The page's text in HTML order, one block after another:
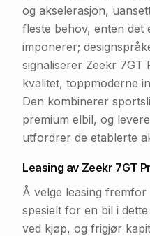
og akselerasjon,
fleste behov, enten det
imponerer;
signaliserer Zeekr 7GT
kvalitet, toppmoderne
Den kombinerer
premium elbil, og
utfordrer de etablerte
Leasing av Zeekr 7GT
Å velge leasing
spesielt for en bil i
ved kjøp, og frigjør